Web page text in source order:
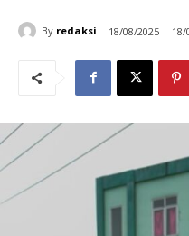
By redaksi 18/08/2025 18/